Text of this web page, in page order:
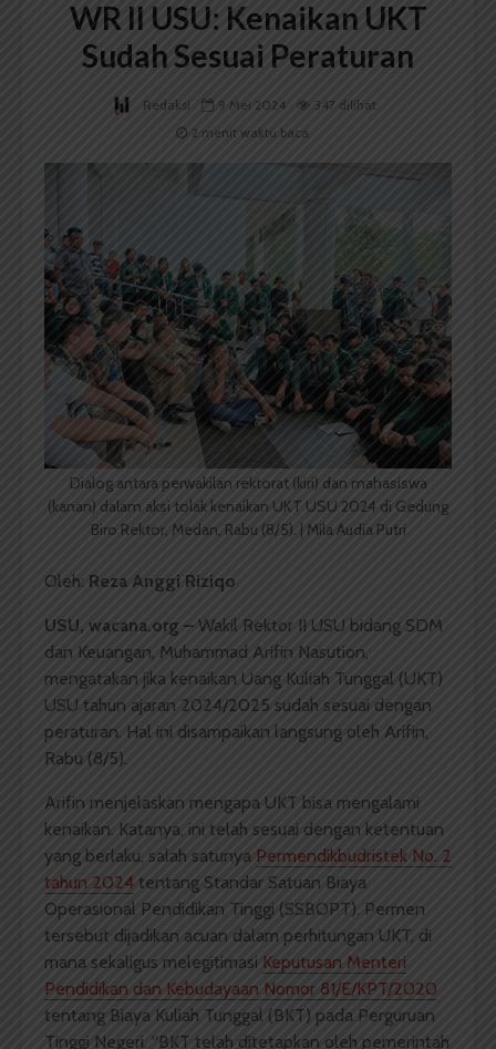
WR II USU: Kenaikan UKT
Sudah Sesuai Peraturan
Redaksi 9 Mei 2024
347 dilihat
2 menit waktu baca
Dialog antara perwakilan rektorat (kiri) dan mahasiswa
(kanan) dalam aksi tolak kenaikan UKT USU 2024 di Gedung
Biro Rektor, Medan, Rabu (8/5). | Mila Audia Putri
Oleh: Reza Anggi Riziqo
USU, wacana.org – Wakil Rektor II USU bidang SDM
dan Keuangan, Muhammad Arifin Nasution,
mengatakan jika kenaikan Uang Kuliah Tunggal (UKT)
USU tahun ajaran 2024/2025 sudah sesuai dengan
peraturan. Hal ini disampaikan langsung oleh Arifin,
Rabu (8/5).
Arifin menjelaskan mengapa UKT bisa mengalami
kenaikan. Katanya, ini telah sesuai dengan ketentuan
yang berlaku, salah satunya Permendikbudristek No. 2
tahun 2024 tentang Standar Satuan Biaya
Operasional Pendidikan Tinggi (SSBOPT). Permen
tersebut dijadikan acuan dalam perhitungan UKT, di
mana sekaligus melegitimasi Keputusan Menteri
Pendidikan dan Kebudayaan Nomor 81/E/KPT/2020
tentang Biaya Kuliah Tunggal (BKT) pada Perguruan
Tinggi Negeri. “BKT telah ditetapkan oleh pemerintah